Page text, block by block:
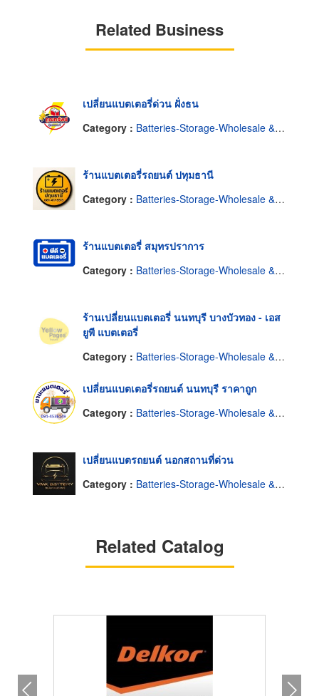
Related Business
เปลี่ยนแบตเตอรี่ด่วน ฝั่งธน
Category : Batteries-Storage-Wholesale & Manufacturers
ร้านแบตเตอรี่รถยนต์ ปทุมธานี
Category : Batteries-Storage-Wholesale & Manufacturers
ร้านแบตเตอรี่ สมุทรปราการ
Category : Batteries-Storage-Wholesale & Manufacturers
ร้านเปลี่ยนแบตเตอรี่ นนทบุรี บางบัวทอง - เอส
ยูพี แบตเตอรี่
Category : Batteries-Storage-Wholesale & Manufacturers
เปลี่ยนแบตเตอรี่รถยนต์ นนทบุรี ราคาถูก
Category : Batteries-Storage-Wholesale & Manufacturers
เปลี่ยนแบตรถยนต์ นอกสถานที่ด่วน
Category : Batteries-Storage-Wholesale & Manufacturers
Related Catalog